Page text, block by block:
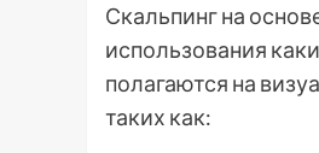
Скальпинг на
использования
полагаются на
таких как: